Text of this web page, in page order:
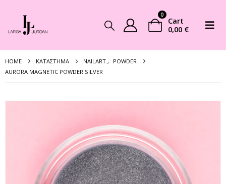
0
Cart
0,00 €
HOME ΚΑΤΆΣΤΗΜΑ NAILART.,
POWDER
AURORA MAGNETIC POWDER SILVER